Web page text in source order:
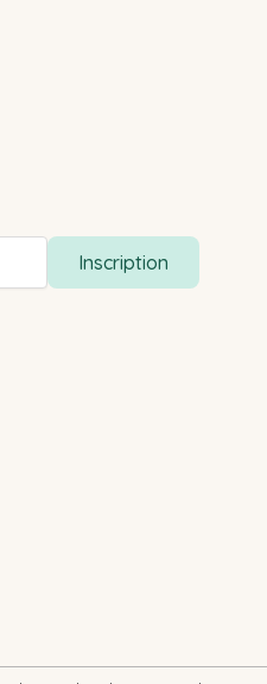
Adresse email
Inscription